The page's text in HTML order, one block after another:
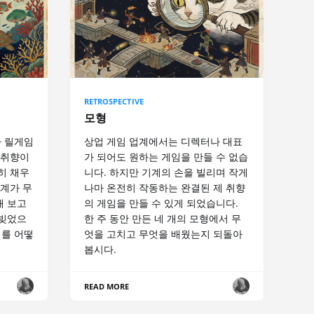
릴게임
향이
채우
가 무
보고
었으
어떻
RETROSPECTIVE
모형
상업 게임 업계에서는 디렉터나 대표
가 되어도 원하는 게임을 만들 수 없습
니다. 하지만 기계의 손을 빌리며 작게
나마 온전히 작동하는 완결된 제 취향
의 게임을 만들 수 있게 되었습니다.
한 주 동안 만든 네 개의 모형에서 무
엇을 고치고 무엇을 배웠는지 되돌아
봅시다.
READ MORE